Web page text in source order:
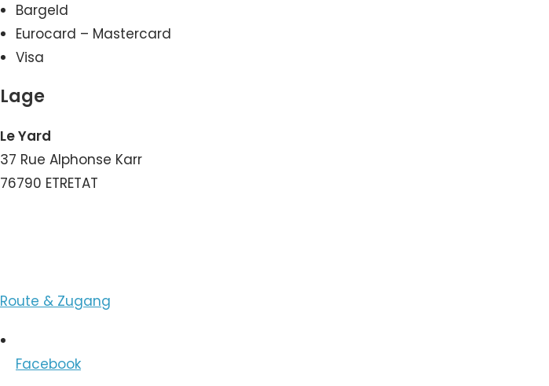
Bargeld
Eurocard – Mastercard
Visa
Lage
Le Yard
37 Rue Alphonse Karr
76790 ETRETAT
Route & Zugang
Facebook